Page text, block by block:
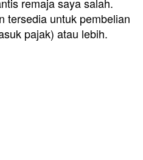
tersedia untuk pembelian
pajak) atau lebih.